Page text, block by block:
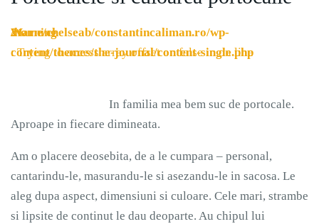
Warning
: Trying to access array offset on false in
/home/chelseab/constantincaliman.ro/wp-
content/themes/the-journal/content-single.php
on line
21
In familia mea bem suc de portocale.
Aproape in fiecare dimineata.
Am o placere deosebita, de a le cumpara – personal,
cantarindu-le, masurandu-le si asezandu-le in sacosa. Le
aleg dupa aspect, dimensiuni si culoare. Cele mari, strambe
si lipsite de continut le dau deoparte. Au chipul lui